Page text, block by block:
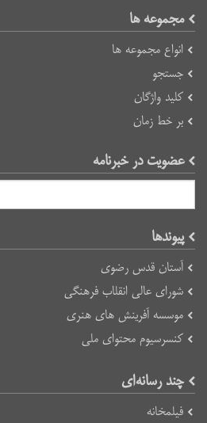
مجموعه ها
انواع مجموعه ها
جستجو
کلید واژگان
بر خط زمان
عضویت در خبرنامه
پیوند‌ها
آستان قدس رضوی
شورای عالی انقلاب فرهنگی
موسسه آفرینش های هنری
کنسرسیوم محتوای ملی
چند رسانه‌ای
فیلمخانه